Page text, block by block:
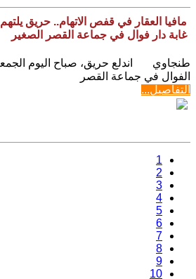
مافيا العقار في قفص الاتهام.. حريق
غابة دار فوال في جماعة القصر الصغير
الفوال في جماعة القصر
التفاصيل...
1
2
3
4
5
6
7
8
9
10